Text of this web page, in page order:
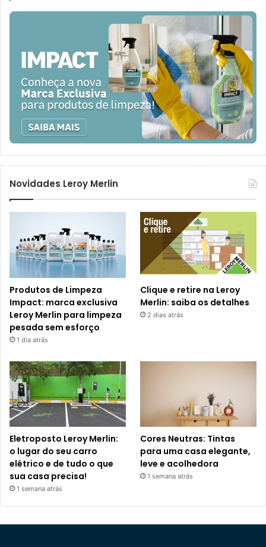
Novidades Leroy Merlin
Produtos de Limpeza
Impact: marca exclusiva
Leroy Merlin para limpeza
pesada sem esforço
1 dia atrás
Clique e retire na Leroy
Merlin: saiba os detalhes
2 dias atrás
Eletroposto Leroy Merlin:
o lugar do seu carro
elétrico e de tudo o que
sua casa precisa!
1 semana atrás
Cores Neutras: Tintas
para uma casa elegante,
leve e acolhedora
1 semana atrás